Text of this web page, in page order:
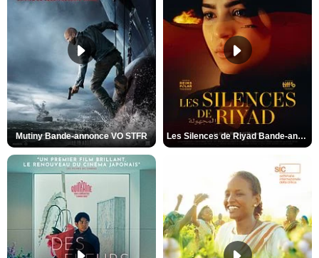
Mutiny Bande-annonce VO STFR Les Silences de Riyad Bande-annonce VO STFR